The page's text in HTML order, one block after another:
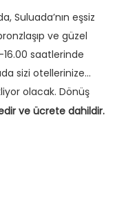
Suluada’nın eşsiz
ve güzel
saatlerinde
sizi otellerinize
olacak. Dönüş
ve ücrete dahildir.